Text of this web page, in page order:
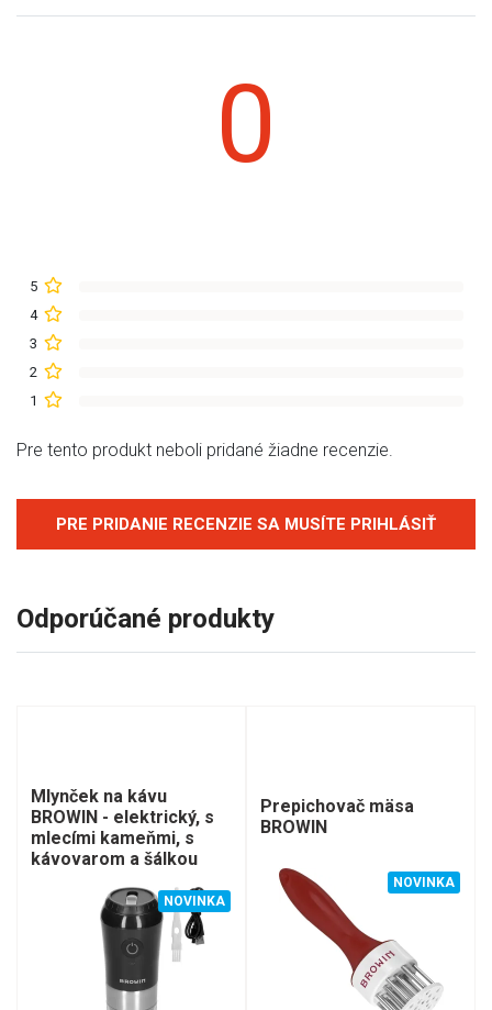
0
5
4
3
2
1
Pre tento produkt neboli pridané žiadne recenzie.
PRE PRIDANIE RECENZIE SA MUSÍTE PRIHLÁSIŤ
Odporúčané produkty
Mlynček na kávu
BROWIN - elektrický, s
mlecími kameňmi, s
kávovarom a šálkou
NOVINKA
Prepichovač mäsa
BROWIN
NOVINKA